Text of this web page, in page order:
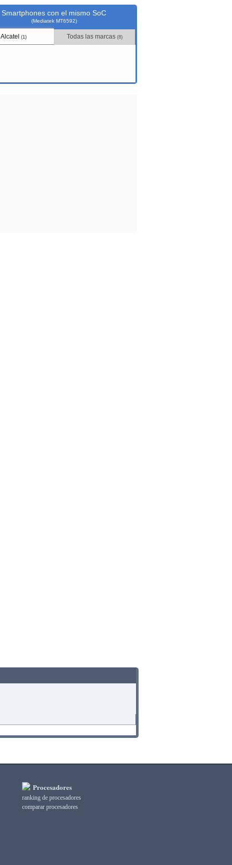
Smartphones con el mismo SoC
(Mediatek MT6592)
Alcatel (1) Todas las marcas (8)
Procesadores
ranking de procesadores
comparar procesadores